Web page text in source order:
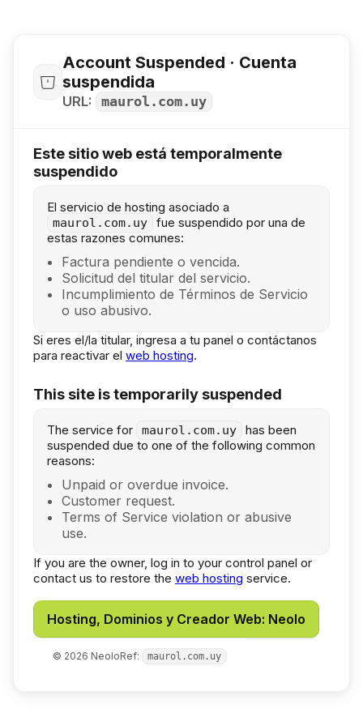
Account Suspended · Cuenta
suspendida
URL: maurol.com.uy
Este sitio web está temporalmente
suspendido
El servicio de hosting asociado a
maurol.com.uy
fue suspendido por una de
estas razones comunes:
Factura pendiente o vencida.
Solicitud del titular del servicio.
Incumplimiento de Términos de Servicio
o uso abusivo.
Si eres el/la titular, ingresa a tu panel o contáctanos
para reactivar el web hosting.
This site is temporarily suspended
The service for maurol.com.uy
has been
suspended due to one of the following common
reasons:
Unpaid or overdue invoice.
Customer request.
Terms of Service violation or abusive
use.
If you are the owner, log in to your control panel or
contact us to restore the web hosting service.
Hosting, Dominios y Creador Web: Neolo
© 2026 NeoloRef: maurol.com.uy